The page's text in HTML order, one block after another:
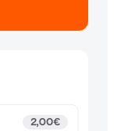
2,00€